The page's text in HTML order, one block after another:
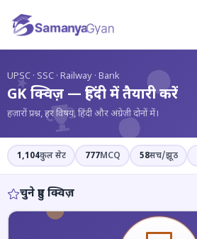
?
UPSC · SSC · Railway · Bank
GK क्विज़ — हिंदी में तैयारी करें
हज़ारों प्रश्न, हर विषय, हिंदी और अंग्रेज़ी दोनों में।
1,104कुल सेट 777MCQ 58सच/झूठ
चुने हुए क्विज़